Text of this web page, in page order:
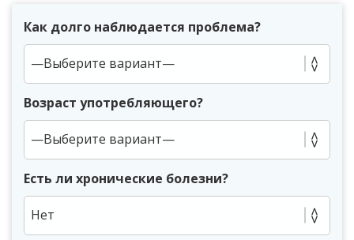
Как долго наблюдается проблема?
Возраст употребляющего?
Есть ли хронические болезни?
Нет